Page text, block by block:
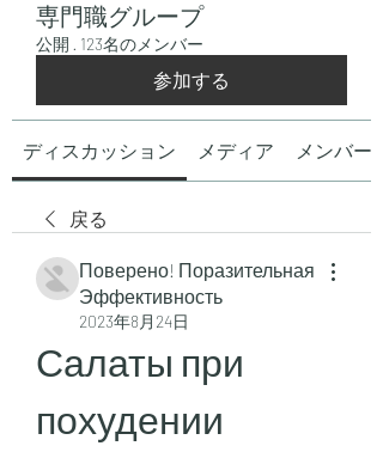
専門職グループ
公開 · 123名のメンバー
参加する
ディスカッション メディア メンバー
戻る
Поверено! Поразительная
Эффективность
2023年8月24日
Салаты при
похудении